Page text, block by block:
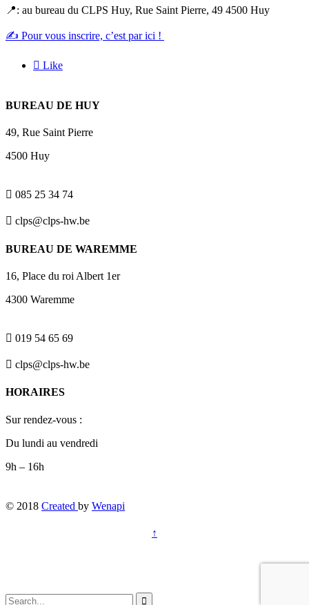
📍: au bureau du CLPS Huy, Rue Saint Pierre, 49 4500 Huy
✍️ Pour vous inscrire, c’est par ici !
 Like
BUREAU DE HUY
49, Rue Saint Pierre
4500 Huy
 085 25 34 74
 clps@clps-hw.be
BUREAU DE WAREMME
16, Place du roi Albert 1er
4300 Waremme
 019 54 65 69
 clps@clps-hw.be
HORAIRES
Sur rendez-vous :
Du lundi au vendredi
9h – 16h
© 2018 Created by Wenapi
↑
